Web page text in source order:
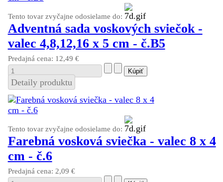
Tento tovar zvyčajne odosielame do:
Adventná sada voskových sviečok -
valec 4,8,12,16 x 5 cm - č.B5
Predajná cena: 12,49 €
Detaily produktu
Tento tovar zvyčajne odosielame do:
Farebná vosková sviečka - valec 8 x 4
cm - č.6
Predajná cena: 2,09 €